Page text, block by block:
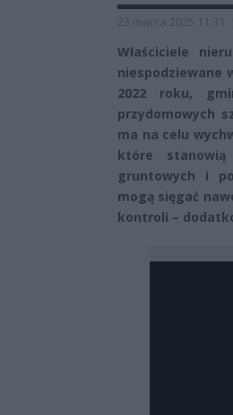
23 marca 2025 11:31
Właściciele
niespodziewane
2022 roku,
przydomowych
ma na celu
które
gruntowych i
mogą sięgać
kontroli –